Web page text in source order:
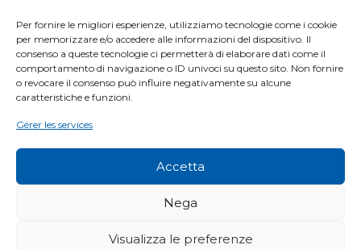
Per fornire le migliori esperienze, utilizziamo tecnologie come i cookie
per memorizzare e/o accedere alle informazioni del dispositivo. Il
consenso a queste tecnologie ci permetterà di elaborare dati come il
comportamento di navigazione o ID univoci su questo sito. Non fornire
o revocare il consenso può influire negativamente su alcune
caratteristiche e funzioni.
Gérer les services
Accetta
Nega
Visualizza le preferenze
Fax. +39 0471 827555
Social